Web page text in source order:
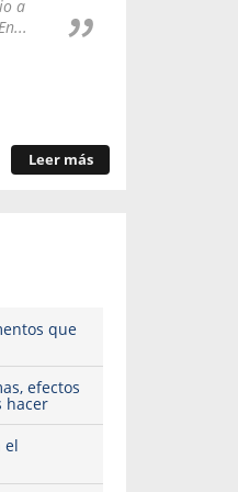
a
Leer más
que
efectos
hacer
el